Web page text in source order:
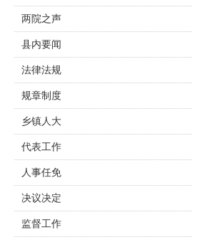
两院之声
县内要闻
法律法规
规章制度
乡镇人大
代表工作
人事任免
决议决定
监督工作